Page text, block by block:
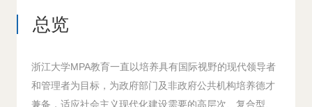
总览
浙江大学MPA教育一直以培养具有国际视野的现代领导者
和管理者为目标，为政府部门及非政府公共机构培养德才
兼备，适应社会主义现代化建设需要的高层次、复合型、